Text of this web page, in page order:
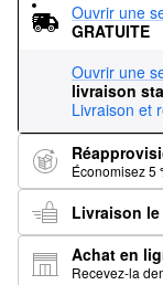
Ouvrir une
GRATUITE
Ouvrir une
livraison
Livraison et
Économisez 5
Livraison
Achat en
Recevez-la